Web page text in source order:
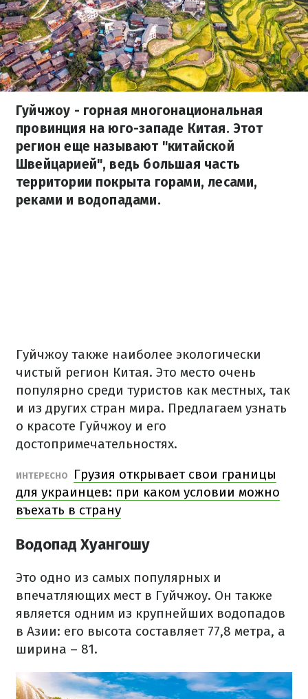
Гуйчжоу - горная многонациональная
провинция на юго-западе Китая. Этот
регион еще называют "китайской
Швейцарией", ведь большая часть
территории покрыта горами, лесами,
реками и водопадами.
Гуйчжоу также наиболее экологически
чистый регион Китая. Это место очень
популярно среди туристов как местных, так
и из других стран мира. Предлагаем узнать
о красоте Гуйчжоу и его
достопримечательностях.
ИНТЕРЕСНО
Грузия открывает свои границы
для украинцев: при каком условии можно
въехать в страну
Водопад Хуангошу
Это одно из самых популярных и
впечатляющих мест в Гуйчжоу. Он также
является одним из крупнейших водопадов
в Азии: его высота составляет 77,8 метра, а
ширина – 81.